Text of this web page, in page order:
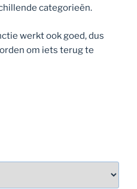
categorieën.
werkt ook goed, dus
om iets terug te